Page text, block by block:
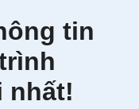
tin
nhất!